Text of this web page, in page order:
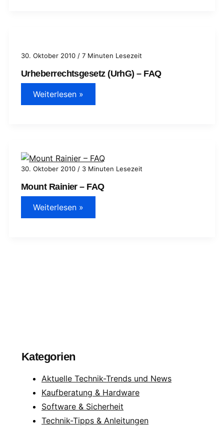
30. Oktober 2010 / 7 Minuten Lesezeit
Urheberrechtsgesetz (UrhG) – FAQ
Urheberrechtsgesetz
(UrhG)
–
Weiterlesen »
30. Oktober 2010 / 3 Minuten Lesezeit
Mount Rainier – FAQ
Mount
Rainier
–
Weiterlesen »
Kategorien
Aktuelle Technik-Trends und News
Kaufberatung & Hardware
Software & Sicherheit
Technik-Tipps & Anleitungen